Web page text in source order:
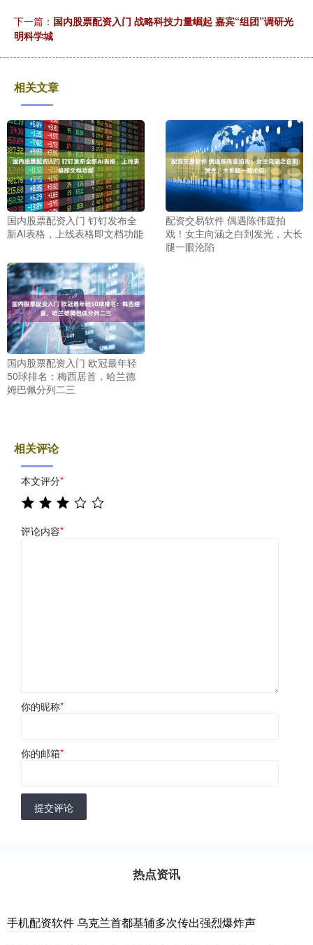
下一篇： 国内股票配资入门 战略科技力量崛起 嘉宾“组团”调研光
明科学城
相关文章
国内股票配资入门 钉钉发布全
新AI表格，上线表格即文档功能
配资交易软件 偶遇陈伟霆拍
戏！女主向涵之白到发光，大长
腿一眼沦陷
国内股票配资入门 欧冠最年轻
50球排名：梅西居首，哈兰德
姆巴佩分列二三
相关评论
本文评分*
评论内容*
你的昵称*
你的邮箱*
提交评论
热点资讯
手机配资软件 乌克兰首都基辅多次传出强烈爆炸声